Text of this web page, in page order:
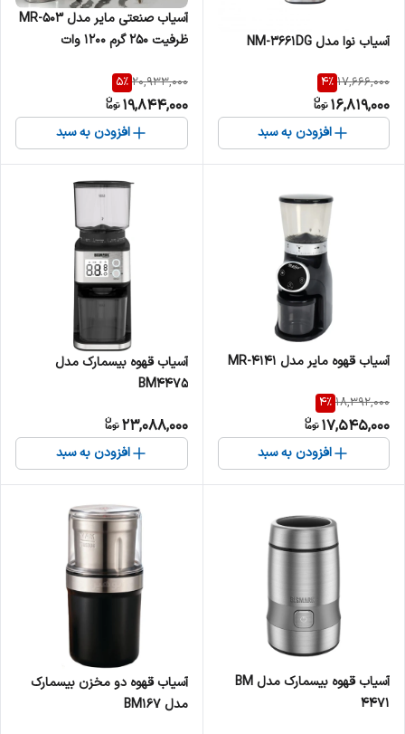
آسیاب نوا مدل NM-3661DG
17,666,000
4%
16,819,000
افزودن به سبد
آسیاب صنعتی مایر مدل MR-503
ظرفیت ۲۵۰ گرم ۱۲۰۰ وات
20,933,000
5%
19,844,000
افزودن به سبد
آسیاب قهوه مایر مدل MR-4141
18,392,000
4%
17,545,000
افزودن به سبد
آسیاب قهوه بیسمارک مدل
BM4475
23,088,000
افزودن به سبد
آسیاب قهوه بیسمارک مدل BM
4471
آسیاب قهوه دو مخزن بیسمارک
مدل BM167